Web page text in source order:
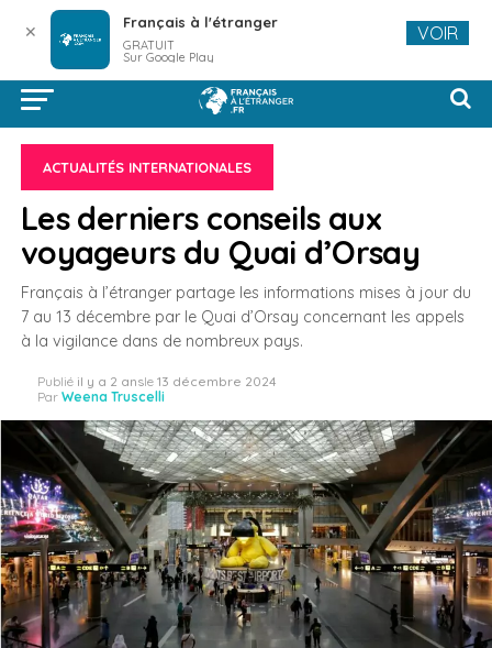
ACTUALITÉS INTERNATIONALES
Les derniers conseils aux
voyageurs du Quai d’Orsay
Français à l’étranger partage les informations mises à jour du
7 au 13 décembre par le Quai d’Orsay concernant les appels
à la vigilance dans de nombreux pays.
Publié il y a 2 ansle 13 décembre 2024
Par Weena Truscelli
✕ Français à l'étranger
GRATUIT
Sur Google Play
VOIR